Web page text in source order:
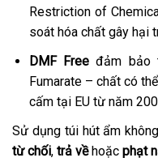
Restriction of
soát hóa chất gây hại
DMF Free đảm bảo
Fumarate – chất có
cấm tại EU từ năm
Sử dụng túi hút ẩm
từ chối, trả vềhoặc phạt